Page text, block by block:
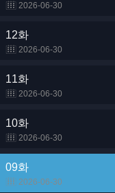
2026-06-30
12화
2026-06-30
11화
2026-06-30
10화
2026-06-30
09화
2026-06-30